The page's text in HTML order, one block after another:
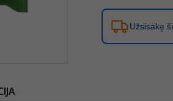
Užsisakę